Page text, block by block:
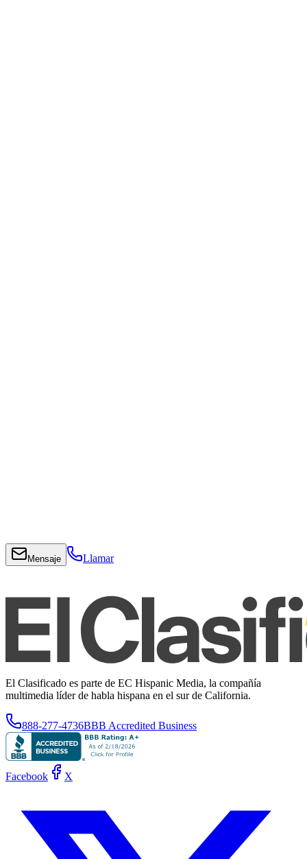
Mensaje Llamar
El Clasificado es parte de EC Hispanic Media, la compañía
multimedia líder de habla hispana en el sur de California.
888-277-4736BBB Accredited Business
Facebook X